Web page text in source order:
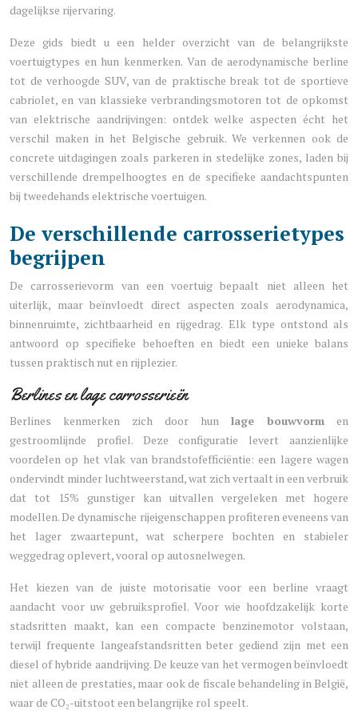
dagelijkse rijervaring.
Deze gids biedt u een helder overzicht van de belangrijkste
voertuigtypes en hun kenmerken. Van de aerodynamische berline
tot de verhoogde SUV, van de praktische break tot de sportieve
cabriolet, en van klassieke verbrandingsmotoren tot de opkomst
van elektrische aandrijvingen: ontdek welke aspecten écht het
verschil maken in het Belgische gebruik. We verkennen ook de
concrete uitdagingen zoals parkeren in stedelijke zones, laden bij
verschillende drempelhoogtes en de specifieke aandachtspunten
bij tweedehands elektrische voertuigen.
De verschillende carrosserietypes
begrijpen
De carrosserievorm van een voertuig bepaalt niet alleen het
uiterlijk, maar beïnvloedt direct aspecten zoals aerodynamica,
binnenruimte, zichtbaarheid en rijgedrag. Elk type ontstond als
antwoord op specifieke behoeften en biedt een unieke balans
tussen praktisch nut en rijplezier.
Berlines en lage carrosserieën
Berlines kenmerken zich door hun lage bouwvorm en
gestroomlijnde profiel. Deze configuratie levert aanzienlijke
voordelen op het vlak van brandstofefficiëntie: een lagere wagen
ondervindt minder luchtweerstand, wat zich vertaalt in een verbruik
dat tot 15% gunstiger kan uitvallen vergeleken met hogere
modellen. De dynamische rijeigenschappen profiteren eveneens van
het lager zwaartepunt, wat scherpere bochten en stabieler
weggedrag oplevert, vooral op autosnelwegen.
Het kiezen van de juiste motorisatie voor een berline vraagt
aandacht voor uw gebruiksprofiel. Voor wie hoofdzakelijk korte
stadsritten maakt, kan een compacte benzinemotor volstaan,
terwijl frequente langeafstandsritten beter gediend zijn met een
diesel of hybride aandrijving. De keuze van het vermogen beïnvloedt
niet alleen de prestaties, maar ook de fiscale behandeling in België,
waar de CO₂-uitstoot een belangrijke rol speelt.